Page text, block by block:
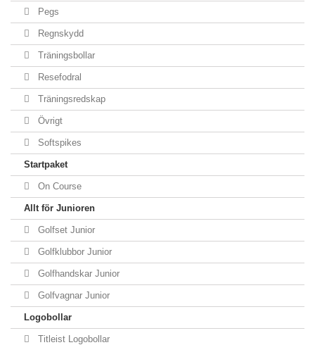
Pegs
Regnskydd
Träningsbollar
Resefodral
Träningsredskap
Övrigt
Softspikes
Startpaket
On Course
Allt för Junioren
Golfset Junior
Golfklubbor Junior
Golfhandskar Junior
Golfvagnar Junior
Logobollar
Titleist Logobollar